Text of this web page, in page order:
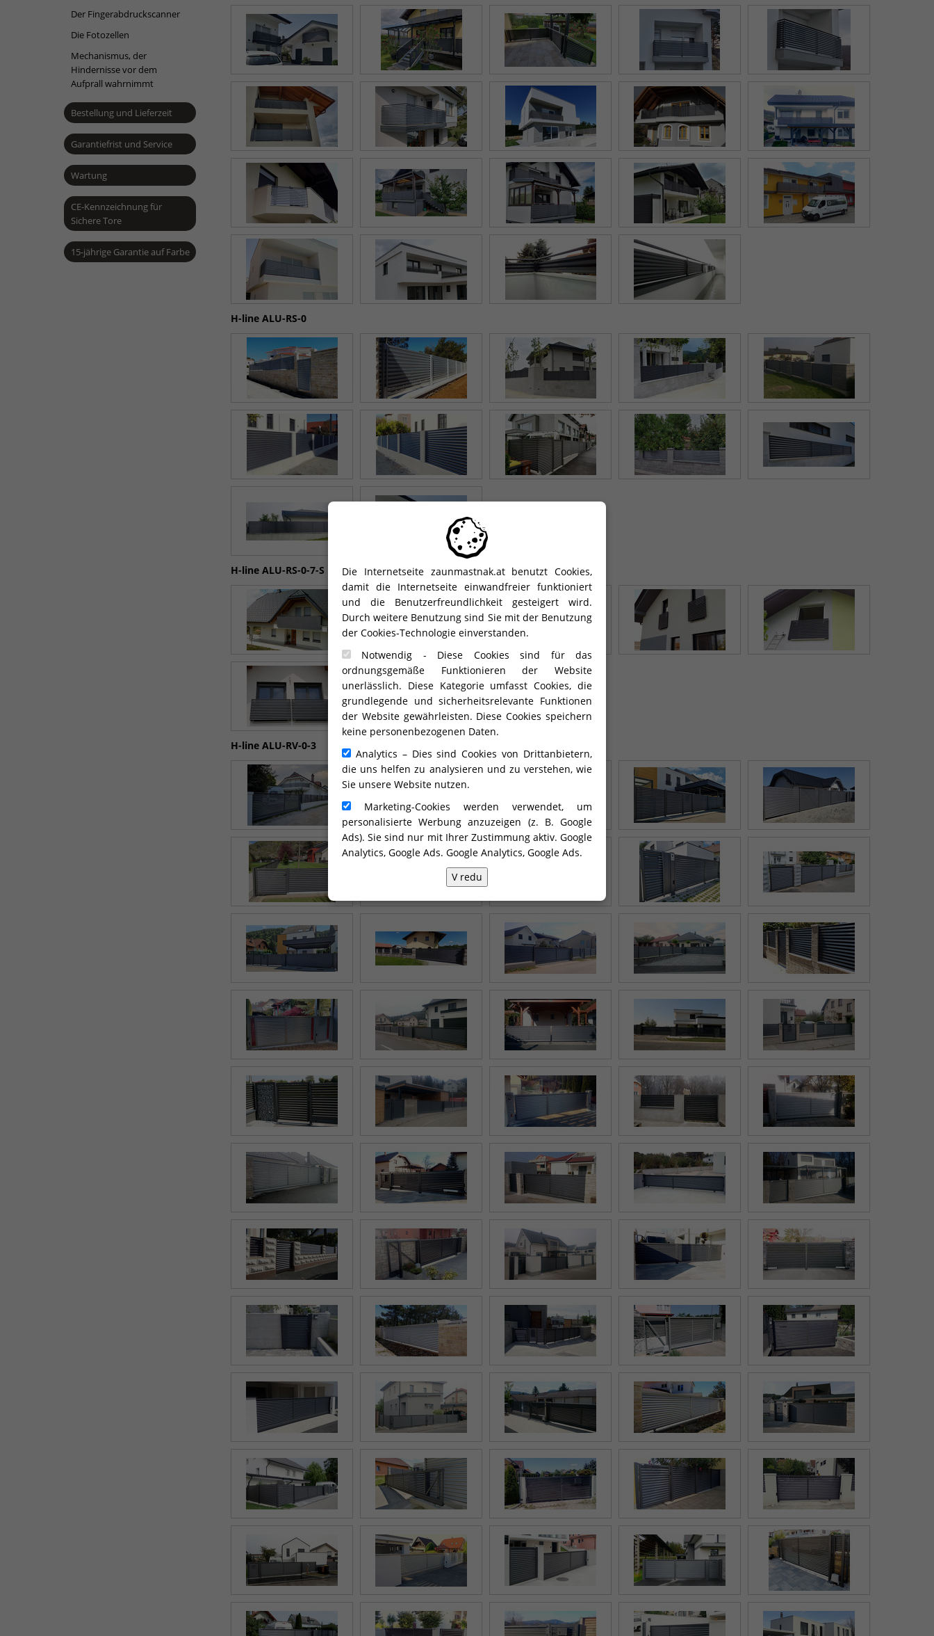
Die Internetseite zaunmastnak.at benutzt Cookies,
damit die Internetseite einwandfreier funktioniert
und die Benutzerfreundlichkeit gesteigert wird.
Durch weitere Benutzung sind Sie mit der Benutzung
der Cookies-Technologie einverstanden.
Notwendig - Diese Cookies sind für das
ordnungsgemäße Funktionieren der Website
unerlässlich. Diese Kategorie umfasst Cookies, die
grundlegende und sicherheitsrelevante Funktionen
der Website gewährleisten. Diese Cookies speichern
keine personenbezogenen Daten.
Analytics – Dies sind Cookies von Drittanbietern,
die uns helfen zu analysieren und zu verstehen, wie
Sie unsere Website nutzen.
Marketing-Cookies werden verwendet, um
personalisierte Werbung anzuzeigen (z. B. Google
Ads). Sie sind nur mit Ihrer Zustimmung aktiv. Google
Analytics, Google Ads. Google Analytics, Google Ads.
V redu
Der Fingerabdruckscanner
Die Fotozellen
Mechanismus, der
Hindernisse vor dem
Aufprall wahrnimmt
Bestellung und Lieferzeit
Garantiefrist und Service
Wartung
CE-Kennzeichnung für
Sichere Tore
15-jährige Garantie auf Farbe
H-line ALU-RS-0
H-line ALU-RS-0-7-S
H-line ALU-RV-0-3